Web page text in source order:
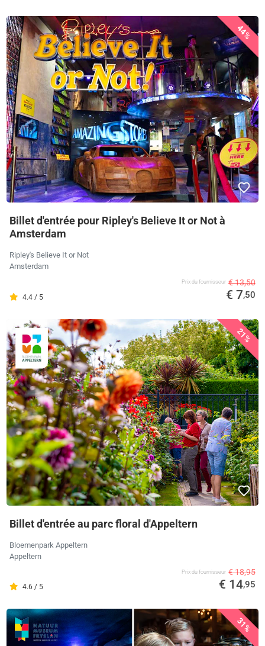
44%
Billet d'entrée pour Ripley's Believe It or Not à
Amsterdam
Ripley's Believe It or Not
Amsterdam
4.4 / 5
Prix ​​du fournisseur € 13,50
€ 7,50
21%
Billet d'entrée au parc floral d'Appeltern
Bloemenpark Appeltern
Appeltern
4.6 / 5
Prix ​​du fournisseur € 18,95
€ 14,95
31%